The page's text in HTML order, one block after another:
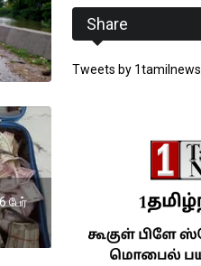
பேர்
Share
Tweets by 1tamilnews